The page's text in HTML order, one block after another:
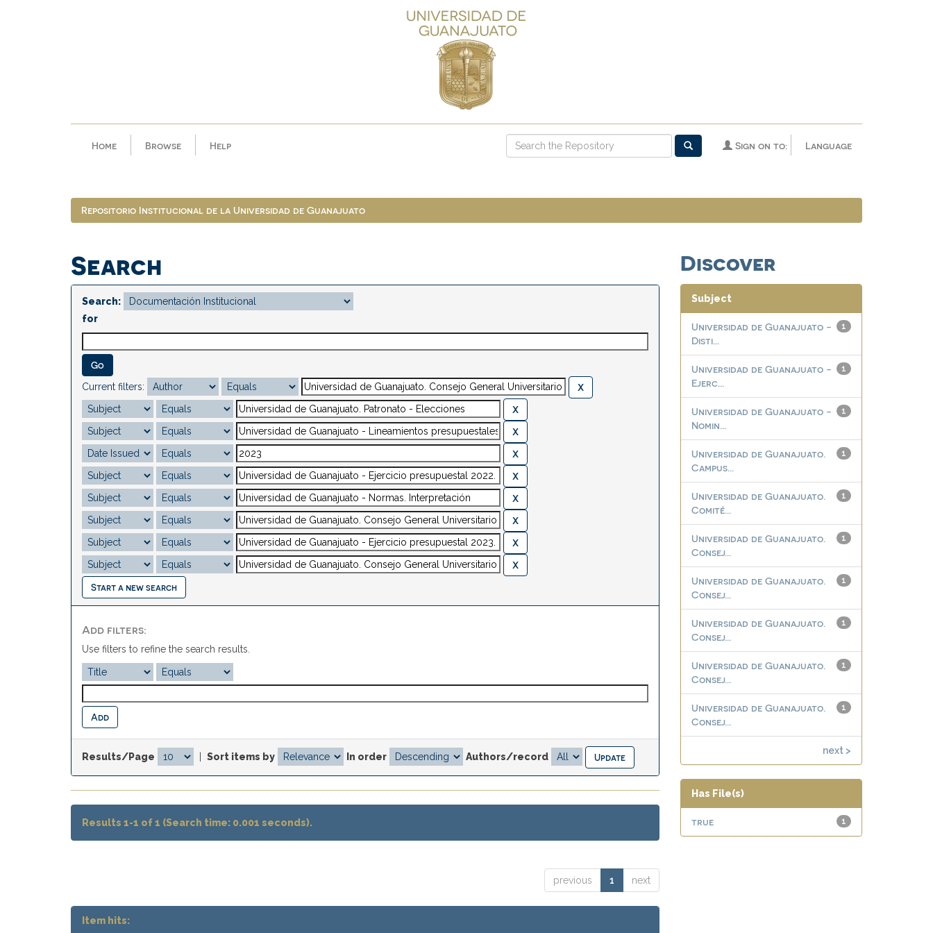
Home Browse Help Language
Sign on to:
Repositorio Institucional de la Universidad de Guanajuato
Search
Search:
for
Current filters:
Start a new search
Add filters:
Use filters to refine the search results.
Results/Page Sort items by In order Authors/record
Results 1-1 of 1 (Search time: 0.001 seconds).
previous 1 next
Item hits:
Discover
Subject
1
Universidad de Guanajuato -
Disti...
1
Universidad de Guanajuato -
Ejerc...
1
Universidad de Guanajuato -
Nomin...
1
Universidad de Guanajuato.
Campus...
1
Universidad de Guanajuato.
Comité...
1
Universidad de Guanajuato.
Consej...
1
Universidad de Guanajuato.
Consej...
1
Universidad de Guanajuato.
Consej...
1
Universidad de Guanajuato.
Consej...
1
Universidad de Guanajuato.
Consej...
next >
Has File(s)
1
true